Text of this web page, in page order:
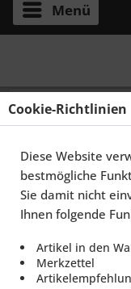
Menü
Du hast Fragen
Versand oder
einfach eine
Kontaktformular
Cookie-Richtlinien
Diese Website
bestmögliche
Sie damit nicht
Ihnen folgende
Artikel in den
Merkzettel